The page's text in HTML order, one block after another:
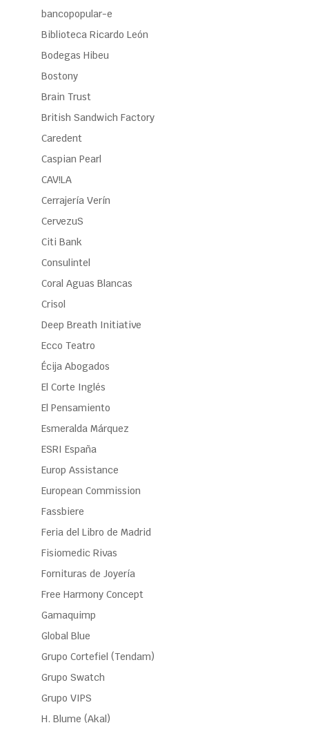
bancopopular-e
Biblioteca Ricardo León
Bodegas Hibeu
Bostony
Brain Trust
British Sandwich Factory
Caredent
Caspian Pearl
CAV!LA
Cerrajería Verín
CervezuS
Citi Bank
Consulintel
Coral Aguas Blancas
Crisol
Deep Breath Initiative
Ecco Teatro
Écija Abogados
El Corte Inglés
El Pensamiento
Esmeralda Márquez
ESRI España
Europ Assistance
European Commission
Fassbiere
Feria del Libro de Madrid
Fisiomedic Rivas
Fornituras de Joyería
Free Harmony Concept
Gamaquimp
Global Blue
Grupo Cortefiel (Tendam)
Grupo Swatch
Grupo VIPS
H. Blume (Akal)